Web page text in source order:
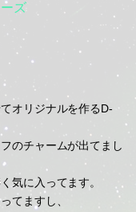
ズ
オリジナルを作るD-
のチャームが出てまし
気に入ってます。
てますし、